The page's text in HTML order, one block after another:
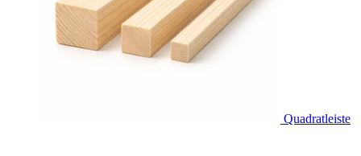
Quadratleiste